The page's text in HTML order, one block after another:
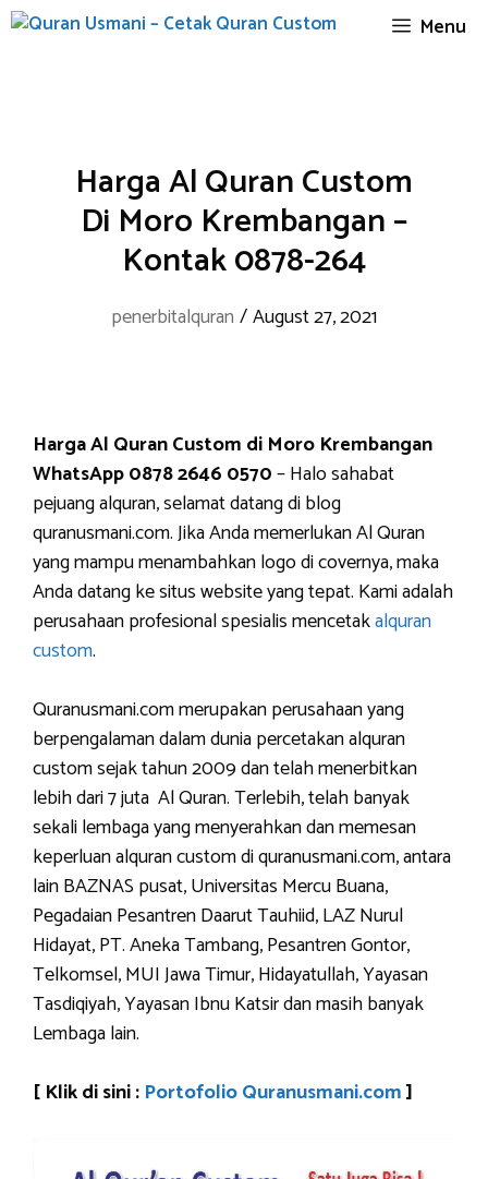
Skip
Menu
Harga Al Quran Custom
Di Moro Krembangan –
Kontak 0878-264
penerbitalquran /August 27, 2021
Harga Al Quran Custom di Moro Krembangan
WhatsApp 0878 2646 0570– Halo sahabat
pejuang alquran, selamat datang di blog
quranusmani.com. Jika Anda memerlukan Al Quran
yang mampu menambahkan logo di covernya, maka
Anda datang ke situs website yang tepat. Kami adalah
perusahaan profesional spesialis mencetakalquran
custom.
Quranusmani.com merupakan perusahaan yang
berpengalaman dalam dunia percetakan alquran
custom sejak tahun 2009 dan telah menerbitkan
lebih dari 7 juta Al Quran. Terlebih, telah banyak
sekali lembaga yang menyerahkan dan memesan
keperluan alquran custom di quranusmani.com, antara
lain BAZNAS pusat, Universitas Mercu Buana,
Pegadaian Pesantren Daarut Tauhiid, LAZ Nurul
Hidayat, PT. Aneka Tambang, Pesantren Gontor,
Telkomsel, MUI Jawa Timur, Hidayatullah, Yayasan
Tasdiqiyah, Yayasan Ibnu Katsir dan masih banyak
Lembaga lain.
[ Klik di sini : Portofolio Quranusmani.com]